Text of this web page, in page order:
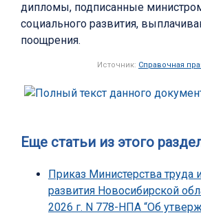
дипломы, подписанные
социального развития,
поощрения.
Источник: Справочная
Еще статьи из этого
Приказ Министерства труда
развития Новосибирской
2026 г. N 778-НПА “Об